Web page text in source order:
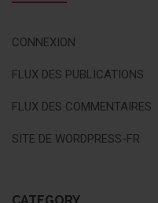
CONNEXION
FLUX DES PUBLICATIONS
FLUX DES COMMENTAIRES
SITE DE WORDPRESS-FR